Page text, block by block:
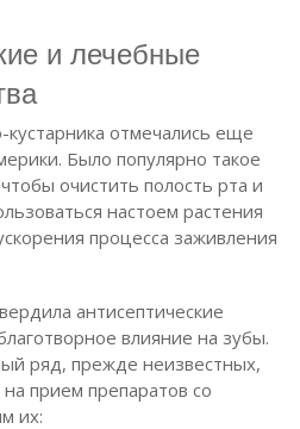
и лечебные
отмечались еще
Было популярно такое
очистить полость рта и
настоем растения
процесса заживления
антисептические
влияние на зубы.
ряд, прежде неизвестных,
прием препаратов со
их: